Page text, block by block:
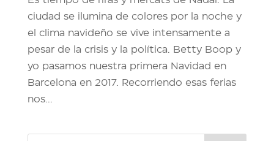
ciudad se ilumina de colores por la noche y
el clima navideño se vive intensamente a
pesar de la crisis y la política. Betty Boop y
yo pasamos nuestra primera Navidad en
Barcelona en 2017. Recorriendo esas ferias
nos...